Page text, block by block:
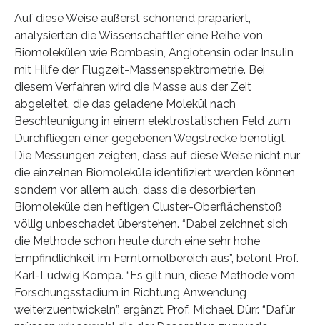
Auf diese Weise äußerst schonend präpariert,
analysierten die Wissenschaftler eine Reihe von
Biomolekülen wie Bombesin, Angiotensin oder Insulin
mit Hilfe der Flugzeit-Massenspektrometrie. Bei
diesem Verfahren wird die Masse aus der Zeit
abgeleitet, die das geladene Molekül nach
Beschleunigung in einem elektrostatischen Feld zum
Durchfliegen einer gegebenen Wegstrecke benötigt.
Die Messungen zeigten, dass auf diese Weise nicht nur
die einzelnen Biomoleküle identifiziert werden können,
sondern vor allem auch, dass die desorbierten
Biomoleküle den heftigen Cluster-Oberflächenstoß
völlig unbeschadet überstehen. “Dabei zeichnet sich
die Methode schon heute durch eine sehr hohe
Empfindlichkeit im Femtomolbereich aus”, betont Prof.
Karl-Ludwig Kompa. “Es gilt nun, diese Methode vom
Forschungsstadium in Richtung Anwendung
weiterzuentwickeln”, ergänzt Prof. Michael Dürr. “Dafür